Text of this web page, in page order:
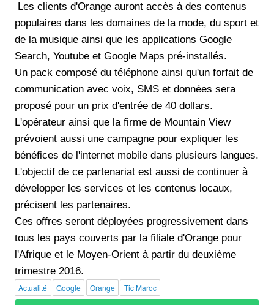
Les clients d'Orange auront accès à des contenus
populaires dans les domaines de la mode, du sport et
de la musique ainsi que les applications Google
Search, Youtube et Google Maps pré-installés.
Un pack composé du téléphone ainsi qu'un forfait de
communication avec voix, SMS et données sera
proposé pour un prix d'entrée de 40 dollars.
L'opérateur ainsi que la firme de Mountain View
prévoient aussi une campagne pour expliquer les
bénéfices de l'internet mobile dans plusieurs langues.
L'objectif de ce partenariat est aussi de continuer à
développer les services et les contenus locaux,
précisent les partenaires.
Ces offres seront déployées progressivement dans
tous les pays couverts par la filiale d'Orange pour
l'Afrique et le Moyen-Orient à partir du deuxième
trimestre 2016.
Actualité Google Orange Tic Maroc